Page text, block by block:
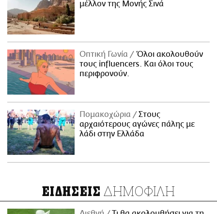
μέλλον της Μονής Σινά
Οπτική Γωνία
Όλοι ακολουθούν
τους influencers. Και όλοι τους
περιφρονούν.
Πομακοχώρια
Στους
αρχαιότερους αγώνες πάλης με
λάδι στην Ελλάδα
ΕΙΔΗΣΕΙΣ ΔΗΜΟΦΙΛΗ